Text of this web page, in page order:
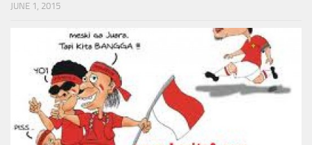
JUNE 1, 2015